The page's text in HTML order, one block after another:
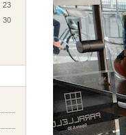
23
30